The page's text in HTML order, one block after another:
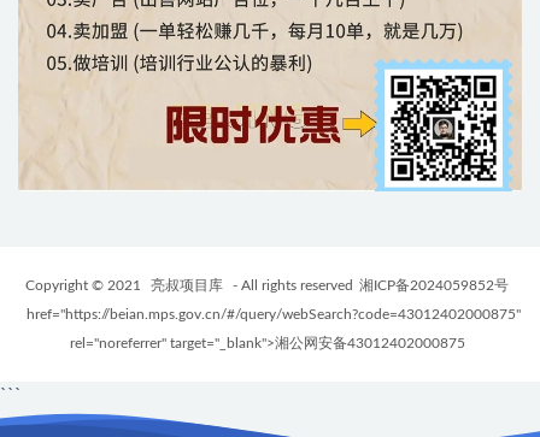
Copyright © 2021 亮叔项目库 - All rights reserved 湘ICP备2024059852号
href="https://beian.mps.gov.cn/#/query/webSearch?code=43012402000875"
rel="noreferrer" target="_blank">湘公网安备43012402000875
```